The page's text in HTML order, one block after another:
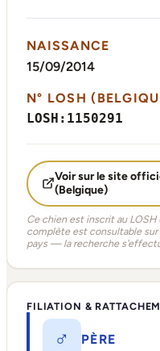
NAISSANCE
15/09/2014
N° LOSH
LOSH:1150291
Voir sur le site
(Belgique)
Ce chien est inscrit au LOSH
complète est consultable
pays — la recherche
FILIATION &
♂
PÈRE